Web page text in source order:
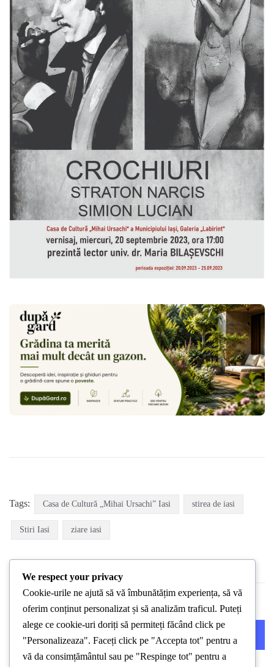
Tags: Casa de Cultură „Mihai Ursachi” Iasi stirea de iasi
Stiri Iasi ziare iasi
PREVIOUS POST NEXT POST
We respect your privacy
Cookie-urile ne ajută să vă îmbunătățim experiența, să vă
oferim conținut personalizat și să analizăm traficul. Puteți
alege ce cookie-uri doriți să permiteți făcând click pe
"Personalizeaza". Faceți click pe "Accepta tot" pentru a
vă da consimțământul sau pe "Respinge tot" pentru a